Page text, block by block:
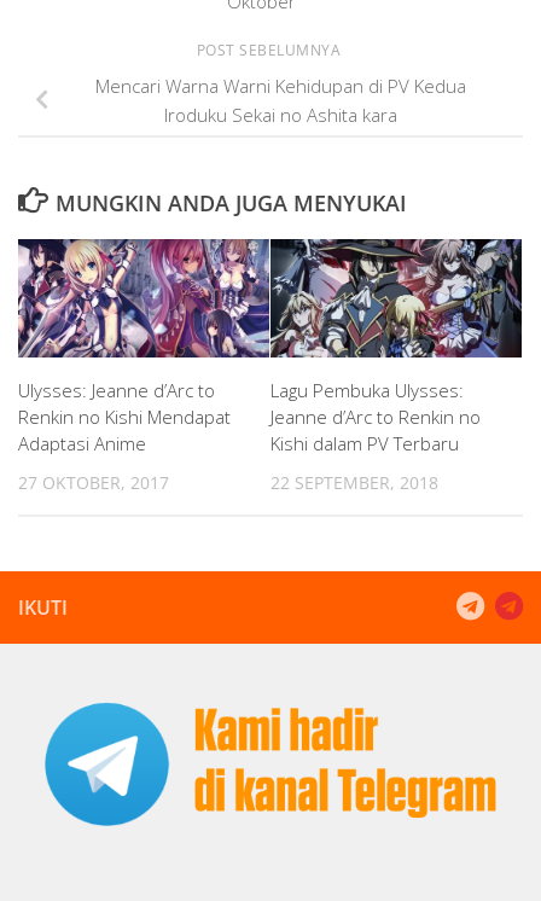
POST SEBELUMNYA
Mencari Warna Warni Kehidupan di PV Kedua
Iroduku Sekai no Ashita kara
MUNGKIN ANDA JUGA MENYUKAI
Ulysses: Jeanne d’Arc to
Renkin no Kishi Mendapat
Adaptasi Anime
27 OKTOBER, 2017
Lagu Pembuka Ulysses:
Jeanne d’Arc to Renkin no
Kishi dalam PV Terbaru
22 SEPTEMBER, 2018
IKUTI